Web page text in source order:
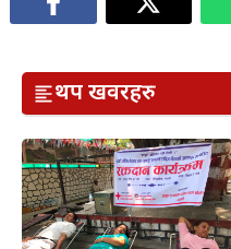
थप खवरहरु